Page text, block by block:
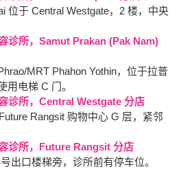
位于 Central Westgate，2 楼，中央
诊所，Samut Prakan (Pak Nam)
MRT Phahon Yothin，位于拉普
用电梯 C 门。
诊所，Central Westgate 分店
Rangsit 购物中心 G 层，紧邻
诊所，Future Rangsit 分店
出口楼梯旁，诊所前有停车位。